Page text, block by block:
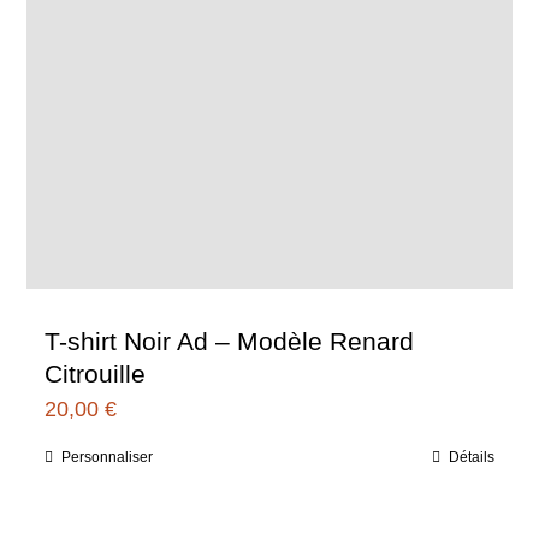
T-shirt Noir Ad – Modèle Renard
Citrouille
20,00€
Personnaliser Détails